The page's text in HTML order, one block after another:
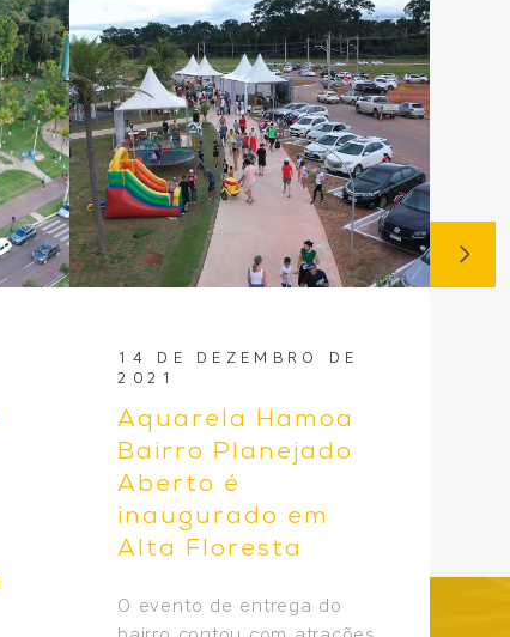
14 DE DEZEMBRO DE
2021
Aquarela Hamoa
Bairro Planejado
Aberto é
inaugurado em
Alta Floresta
O evento de entrega do